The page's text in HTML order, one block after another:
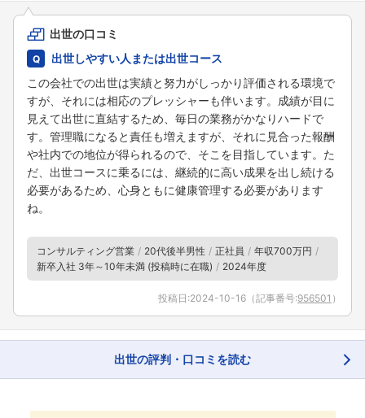
出世の口コミ
出世しやすい人または出世コース
この会社での出世は実績と努力がしっかり評価される環境で
すが、それには相応のプレッシャーも伴います。成績が目に
見えて出世に直結するため、毎日の業務がかなりハードで
す。管理職になると責任も増えますが、それに見合った報酬
や社内での地位が得られるので、そこを目指しています。た
だ、出世コースに乗るには、継続的に高い成果を出し続ける
必要があるため、心身ともに健康管理する必要があります
ね。
コンサルティング営業 20代後半男性 正社員
年収700万円
新卒入社 3年～10年未満 (投稿時に在職)
2024年度
投稿日:2024-10-16 （記事番号:956501 ）
出世の評判・口コミを読む